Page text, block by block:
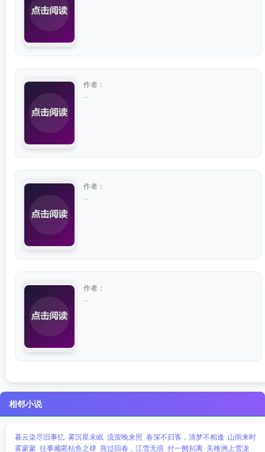
作者：
作者：
作者：
相邻小说
暮云染尽旧事忆 雾沉星未眠 流萤晚来照 春深不归客，清梦不相逢 山雨来时
雾蒙蒙 往事藏匿枯鱼之肆 燕过回春，江雪无痕 付一阙别离 关雎洲上雪泷